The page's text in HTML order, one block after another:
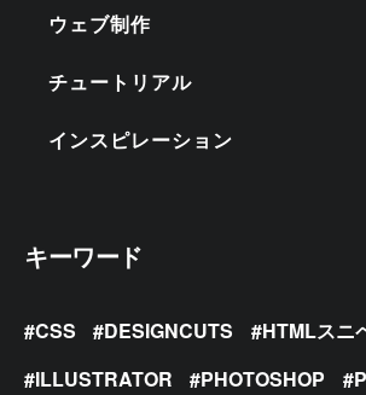
ウェブ制作
チュートリアル
インスピレーション
キーワード
CSS DESIGNCUTS
HTMLスニ
ILLUSTRATOR
PHOTOSHOP